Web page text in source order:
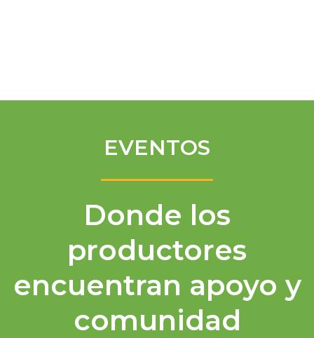
EVENTOS
Donde los
productores
encuentran apoyo y
comunidad